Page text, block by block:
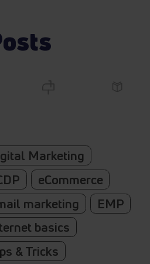
Marketing
eCommerce
marketing
EMP
basics
& Tricks